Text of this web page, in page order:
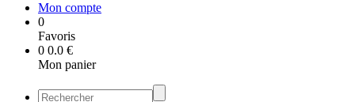
Mon compte
0
Favoris
0 0.0 €
Mon panier